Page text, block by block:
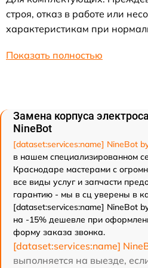
строя, отказ в работе или
характеристикам при
Показать полностью
Замена корпуса
NineBot
[dataset:services:name] NineBot
в нашем специализированном
Краснодаре мастерами с
все виды услуг и запчасти
гарантию - мы в сц уверены в
[dataset:services:name] NineBot
на -15% дешевле при
форму заказа звонка.
[dataset:services:name]
выполняется на выезде,